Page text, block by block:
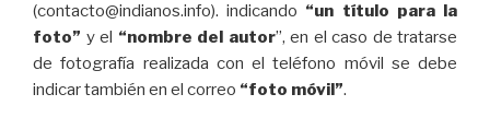
(contacto@indianos.info). indicando “un título para la
foto” y el “nombre del autor”, en el caso de tratarse
de fotografía realizada con el teléfono móvil se debe
indicar también en el correo “foto móvil”.